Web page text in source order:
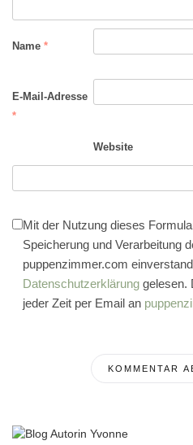
Name *
E-Mail-Adresse
*
Website
Mit der Nutzung dieses
Speicherung und Verarbeitung
puppenzimmer.com
Datenschutzerklärung gelesen.
jeder Zeit per Email an